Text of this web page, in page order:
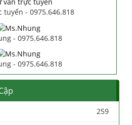
tuyến - 0975.646.818
- 0975.646.818
- 0975.646.818
259